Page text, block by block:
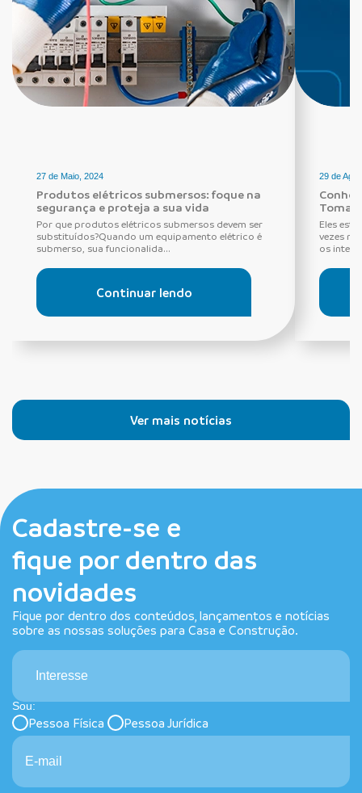
27 de Maio, 2024
Produtos elétricos submersos: foque na
segurança e proteja a sua vida
Por que produtos elétricos submersos devem ser
substituídos?Quando um equipamento elétrico é
submerso, sua funcionalida...
Continuar lendo
29 de
Eles
vezes
os
Ver mais notícias
Cadastre-se e
fique por dentro das
novidades
Fique por dentro dos conteúdos, lançamentos e notícias
sobre as nossas soluções para Casa e Construção.
Interesse
Sou:
Pessoa Física Pessoa Jurídica